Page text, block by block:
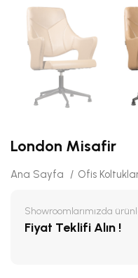
London Misafir
Ana Sayfa Ofis
Showroomlarımızda
Fiyat Teklifi Alın !